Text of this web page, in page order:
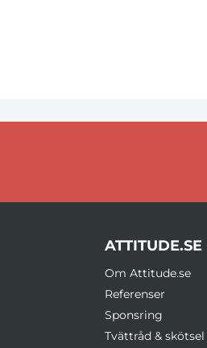
ATTITUDE.SE
Om Attitude.se
Referenser
Sponsring
Tvättråd & skötsel